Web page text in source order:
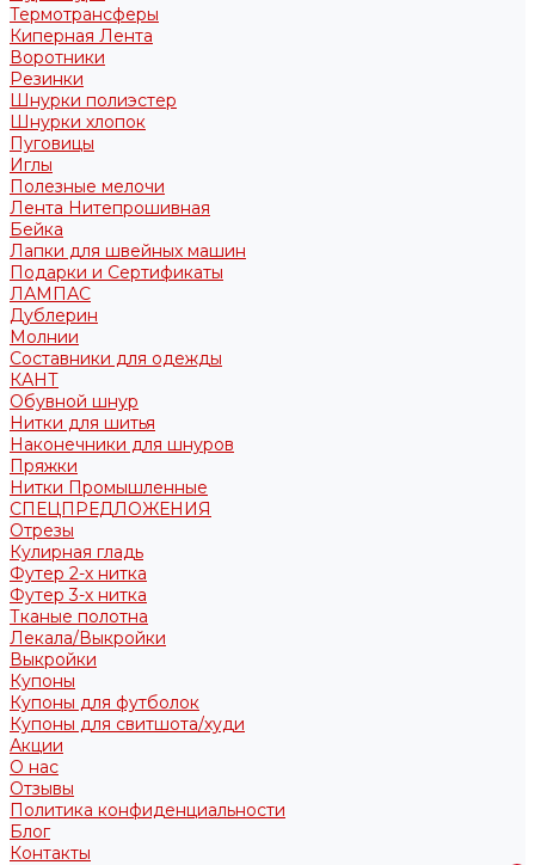
Термотрансферы
Киперная Лента
Воротники
Резинки
Шнурки полиэстер
Шнурки хлопок
Пуговицы
Иглы
Полезные мелочи
Лента Нитепрошивная
Бейка
Лапки для швейных машин
Подарки и Сертификаты
ЛАМПАС
Дублерин
Молнии
Составники для одежды
КАНТ
Обувной шнур
Нитки для шитья
Наконечники для шнуров
Пряжки
Нитки Промышленные
СПЕЦПРЕДЛОЖЕНИЯ
Отрезы
Кулирная гладь
Футер 2-х нитка
Футер 3-х нитка
Тканые полотна
Лекала/Выкройки
Выкройки
Купоны
Купоны для футболок
Купоны для свитшота/худи
Акции
О нас
Отзывы
Политика конфиденциальности
Блог
Контакты